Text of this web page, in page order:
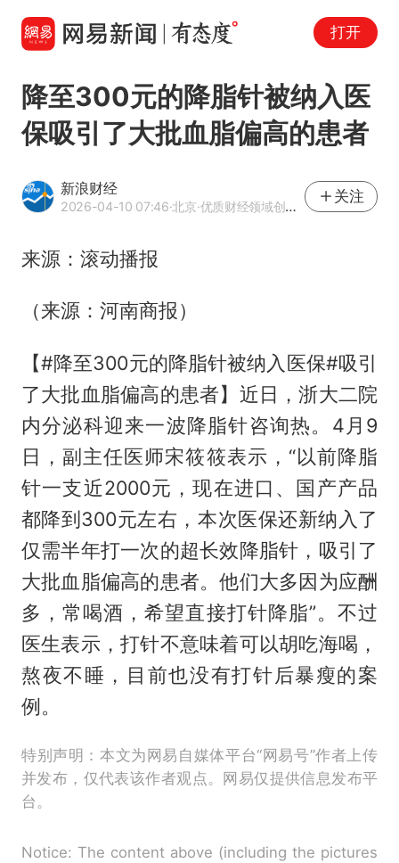
打开
降至300元的降脂针被纳入医
保吸引了大批血脂偏高的患者
新浪财经
2026-04-10 07:46·北京·优质财经领域创作者
关注
来源：滚动播报
（来源：河南商报）
【#降至300元的降脂针被纳入医保#吸引
了大批血脂偏高的患者】近日，浙大二院
内分泌科迎来一波降脂针咨询热。4月9
日，副主任医师宋筱筱表示，“以前降脂
针一支近2000元，现在进口、国产产品
都降到300元左右，本次医保还新纳入了
仅需半年打一次的超长效降脂针，吸引了
大批血脂偏高的患者。他们大多因为应酬
多，常喝酒，希望直接打针降脂”。不过
医生表示，打针不意味着可以胡吃海喝，
熬夜不睡，目前也没有打针后暴瘦的案
例。
特别声明：本文为网易自媒体平台“网易号”作者上传
并发布，仅代表该作者观点。网易仅提供信息发布平
台。
Notice: The content above (including the pictures